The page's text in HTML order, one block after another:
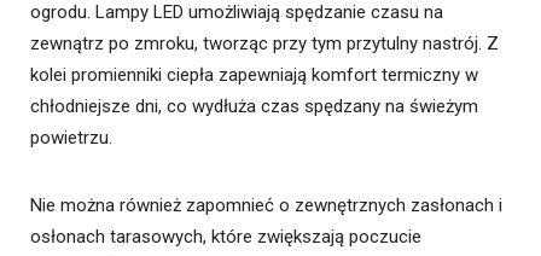
ogrodu. Lampy LED umożliwiają spędzanie czasu na
zewnątrz po zmroku, tworząc przy tym przytulny nastrój. Z
kolei promienniki ciepła zapewniają komfort termiczny w
chłodniejsze dni, co wydłuża czas spędzany na świeżym
powietrzu.
Nie można również zapomnieć o zewnętrznych zasłonach i
osłonach tarasowych, które zwiększają poczucie